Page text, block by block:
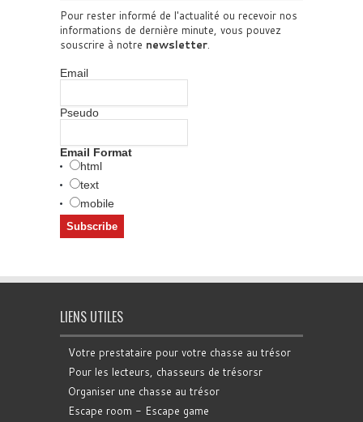
Pour rester informé de l'actualité ou recevoir nos
informations de dernière minute, vous pouvez
souscrire à notre newsletter.
Email
Pseudo
Email Format
html
text
mobile
LIENS UTILES
Votre prestataire pour votre chasse au trésor
Pour les lecteurs, chasseurs de trésorsr
Organiser une chasse au trésor
Escape room - Escape game